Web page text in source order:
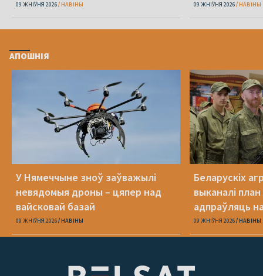
09 ЖНІЎНЯ 2026 НАВІНЫ 09 ЖНІЎНЯ 2026 НАВІНЫ
АПОШНІЯ
У Нямеччыне зноў заўважылі
невядомыя дроны – цяпер над
вайсковай базай
09 ЖНІЎНЯ 2026 НАВІНЫ
Беларускіх
выканалі
адпраўляць
09 ЖНІЎНЯ 2026 НАВІНЫ